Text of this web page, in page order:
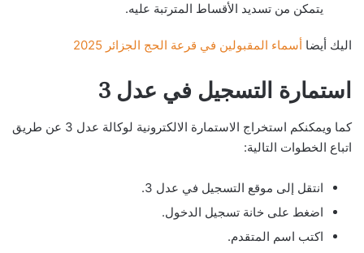
يتمكن من تسديد الأقساط المترتبة عليه.
اليك أيضا أسماء المقبولين في قرعة الحج الجزائر 2025
استمارة التسجيل في عدل 3
كما ويمكنكم استخراج الاستمارة الالكترونية لوكالة عدل 3 عن طريق
اتباع الخطوات التالية:
انتقل إلى موقع التسجيل في عدل 3.
اضغط على خانة تسجيل الدخول.
اكتب اسم المتقدم.